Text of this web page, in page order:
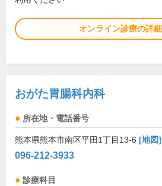
オンライン診療の詳
おがた胃腸科内科
所在地・電話番号
熊本県熊本市南区平田1丁目13-6 [地図]
096-212-3933
診療科目